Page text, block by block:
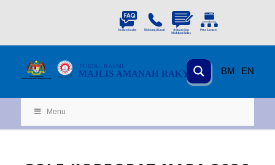
BM EN
MAJLIS AMANAH RAKYAT
PORTAL RASMI
KEMENTERIAN
KEMAJUAN DESA DAN WILA YAH
Menu